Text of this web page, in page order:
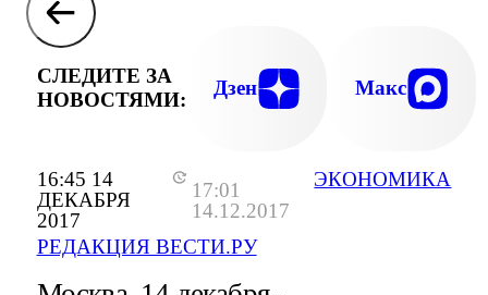
16:45 14
ДЕКАБРЯ
2017
17:01
14.12.2017
РЕДАКЦИЯ ВЕСТИ.РУ
ЭКОНОМИКА
СЛЕДИТЕ ЗА
НОВОСТЯМИ:
Дзен Макс